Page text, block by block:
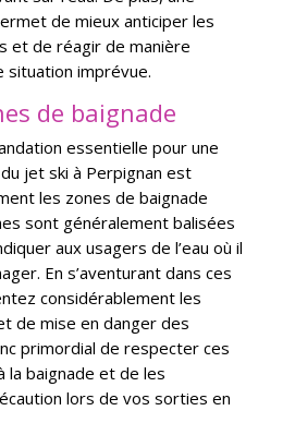
de mieux anticiper les
et de réagir de manière
situation imprévue.
de baignade
essentielle pour une
jet ski à Perpignan est
les zones de baignade
sont généralement balisées
aux usagers de l’eau où il
En s’aventurant dans ces
considérablement les
de mise en danger des
primordial de respecter ces
la baignade et de les
lors de vos sorties en